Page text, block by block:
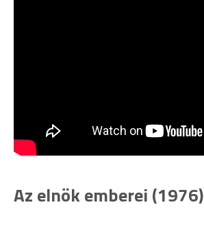
Az elnök emberei (1976)